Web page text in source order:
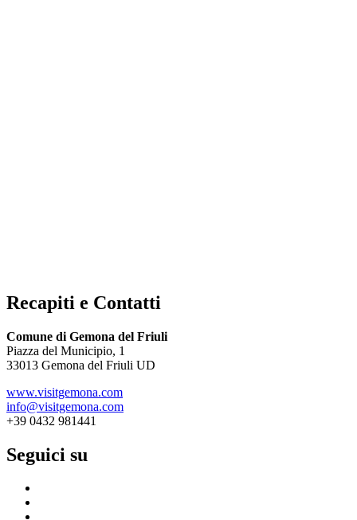
Recapiti e Contatti
Comune di Gemona del Friuli
Piazza del Municipio, 1
33013 Gemona del Friuli UD
www.visitgemona.com
info@visitgemona.com
+39 0432 981441
Seguici su